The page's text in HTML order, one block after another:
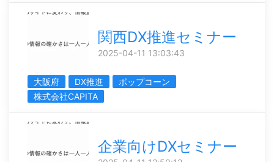
関西DX推進セミナー
2025-04-11 13:03:43
大阪府 DX推進
ポップコーン
株式会社CAPITA
企業向けDXセミナー